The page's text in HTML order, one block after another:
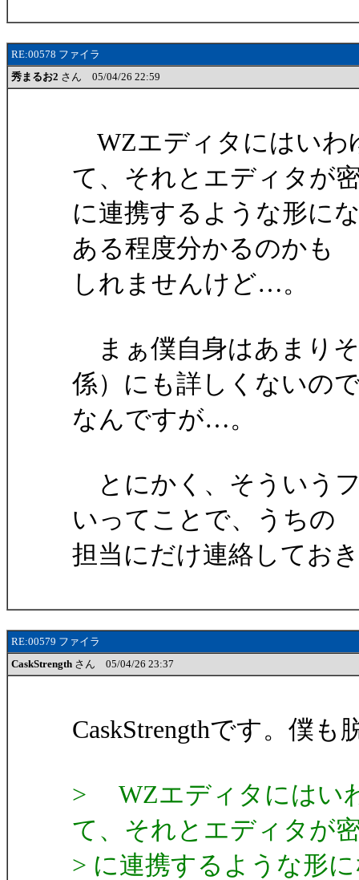
RE:00578 ファイラ
秀まるお2 さん 05/04/26 22:59
WZエディタにはいわ
て、それとエディタが
に連携するような形に
ある程度分かるのかも
しれませんけど…。
まぁ僕自身はあまり
係）にも詳しくないの
なんですが…。
とにかく、そういう
いってことで、うちの
担当にだけ連絡してお
RE:00579 ファイラ
CaskStrength さん 05/04/26 23:37
CaskStrengthです。僕
> WZエディタにはい
て、それとエディタが
> に連携するような形